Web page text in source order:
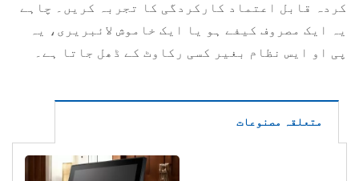
کردہ قابل اعتماد کارکردگی کا تجربہ کریں۔ چاہے
یہ ایک مصروف کیفے ہو یا ایک خاموش لائبریری، یہ
پی او ایس نظام بغیر کسی رکاوٹ کے ڈھل جاتا ہے۔
متعلقہ مصنوعات